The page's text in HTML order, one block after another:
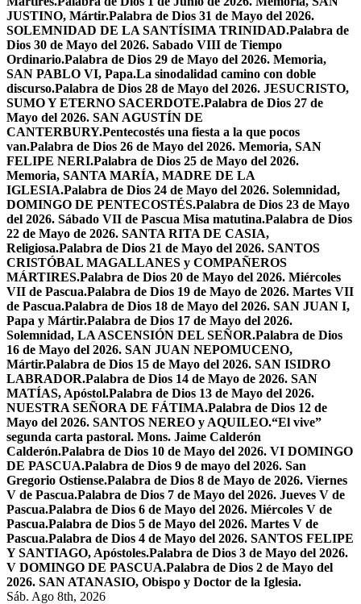
JUSTINO, Mártir.Palabra de Dios 31 de Mayo del 2026.
SOLEMNIDAD DE LA SANTÍSIMA TRINIDAD.Palabra de
Dios 30 de Mayo del 2026. Sabado VIII de Tiempo
Ordinario.Palabra de Dios 29 de Mayo del 2026. Memoria,
SAN PABLO VI, Papa.La sinodalidad camino con doble
discurso.Palabra de Dios 28 de Mayo del 2026. JESUCRISTO,
SUMO Y ETERNO SACERDOTE.Palabra de Dios 27 de
Mayo del 2026. SAN AGUSTÍN DE
CANTERBURY.Pentecostés una fiesta a la que pocos
van.Palabra de Dios 26 de Mayo del 2026. Memoria, SAN
FELIPE NERI.Palabra de Dios 25 de Mayo del 2026.
Memoria, SANTA MARÍA, MADRE DE LA
IGLESIA.Palabra de Dios 24 de Mayo del 2026. Solemnidad,
DOMINGO DE PENTECOSTÉS.Palabra de Dios 23 de Mayo
del 2026. Sábado VII de Pascua Misa matutina.Palabra de Dios
22 de Mayo de 2026. SANTA RITA DE CASIA,
Religiosa.Palabra de Dios 21 de Mayo del 2026. SANTOS
CRISTÓBAL MAGALLANES y COMPAÑEROS
MÁRTIRES.Palabra de Dios 20 de Mayo del 2026. Miércoles
VII de Pascua.Palabra de Dios 19 de Mayo de 2026. Martes VII
de Pascua.Palabra de Dios 18 de Mayo del 2026. SAN JUAN I,
Papa y Mártir.Palabra de Dios 17 de Mayo del 2026.
Solemnidad, LA ASCENSIÓN DEL SEÑOR.Palabra de Dios
16 de Mayo del 2026. SAN JUAN NEPOMUCENO,
Mártir.Palabra de Dios 15 de Mayo del 2026. SAN ISIDRO
LABRADOR.Palabra de Dios 14 de Mayo de 2026. SAN
MATÍAS, Apóstol.Palabra de Dios 13 de Mayo del 2026.
NUESTRA SEÑORA DE FÁTIMA.Palabra de Dios 12 de
Mayo del 2026. SANTOS NEREO y AQUILEO.“El vive”
segunda carta pastoral. Mons. Jaime Calderón
Calderón.Palabra de Dios 10 de Mayo del 2026. VI DOMINGO
DE PASCUA.Palabra de Dios 9 de mayo del 2026. San
Gregorio Ostiense.Palabra de Dios 8 de Mayo de 2026. Viernes
V de Pascua.Palabra de Dios 7 de Mayo del 2026. Jueves V de
Pascua.Palabra de Dios 6 de Mayo del 2026. Miércoles V de
Pascua.Palabra de Dios 5 de Mayo del 2026. Martes V de
Pascua.Palabra de Dios 4 de Mayo del 2026. SANTOS FELIPE
Y SANTIAGO, Apóstoles.Palabra de Dios 3 de Mayo del 2026.
V DOMINGO DE PASCUA.Palabra de Dios 2 de Mayo del
2026. SAN ATANASIO, Obispo y Doctor de la Iglesia.
Sáb. Ago 8th, 2026